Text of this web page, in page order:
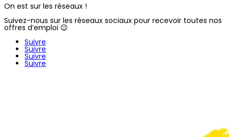
On est sur les réseaux !
Suivez-nous sur les réseaux sociaux pour recevoir toutes nos
offres d’emploi 😉
Suivre
Suivre
Suivre
Suivre